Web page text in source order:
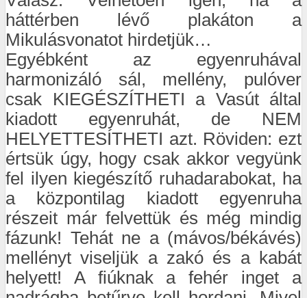
háttérben lévő plakáton a
Mikulásvonatot hirdetjük…
Egyébként az egyenruhával
harmonizáló sál, mellény, pulóver
csak KIEGÉSZÍTHETI a Vasút által
kiadott egyenruhát, de NEM
HELYETTESÍTHETI azt. Röviden: ezt
értsük úgy, hogy csak akkor vegyünk
fel ilyen kiegészítő ruhadarabokat, ha
a központilag kiadott egyenruha
részeit már felvettük és még mindig
fázunk! Tehát ne a (mávos/békávés)
mellényt viseljük a zakó és a kabát
helyett! A fiúknak a fehér inget a